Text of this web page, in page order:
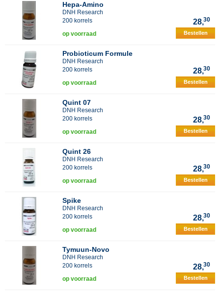
Hepa-Amino
DNH Research
200 korrels
28,30
op voorraad Bestellen
Probioticum Formule
DNH Research
200 korrels
28,30
op voorraad Bestellen
Quint 07
DNH Research
200 korrels
28,30
op voorraad Bestellen
Quint 26
DNH Research
200 korrels
28,30
op voorraad Bestellen
Spike
DNH Research
200 korrels
28,30
op voorraad Bestellen
Tymuun-Novo
DNH Research
200 korrels
28,30
op voorraad Bestellen